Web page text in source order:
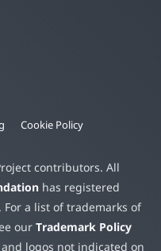
Cookie Policy
contributors. All
has registered
a list of trademarks of
our Trademark Policy
logos not indicated on